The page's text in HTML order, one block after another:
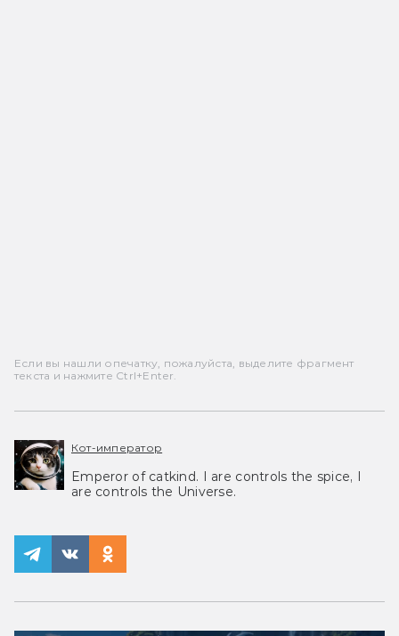
Если вы нашли опечатку, пожалуйста, выделите фрагмент
текста и нажмите Ctrl+Enter.
Кот-император
Emperor of catkind. I are controls the spice, I
are controls the Universe.